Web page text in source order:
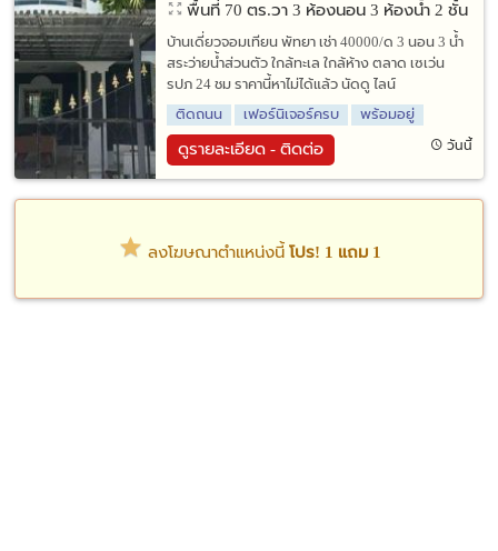
พื้นที่ 70 ตร.วา 3 ห้องนอน 3 ห้องน้ำ 2 ชั้น
บ้านเดี่ยวจอมเทียน พัทยา เช่า 40000/ด 3 นอน 3 น้ำ
สระว่ายน้ำส่วนตัว ใกล้ทะเล ใกล้ห้าง ตลาด เซเว่น
รปภ 24 ชม ราคานี้หาไม่ได้แล้ว นัดดู ไลน์
ติดถนน
เฟอร์นิเจอร์ครบ พร้อมอยู่
ดูรายละเอียด - ติดต่อ วันนี้
ลงโฆษณาตำแหน่งนี้ โปร! 1 แถม 1